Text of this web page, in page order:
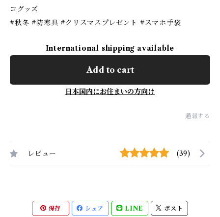
コグッズ
#秋冬 #防寒具 #クリスマスプレゼント #スマホ手袋
International shipping available
Add to cart
日本国内にお住まいの方向け
通報する
レビュー (39)
保存 シェア LINE ポスト